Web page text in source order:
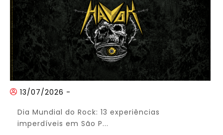
13/07/2026 -
Dia Mundial do Rock: 13 experiências
imperdíveis em São P...